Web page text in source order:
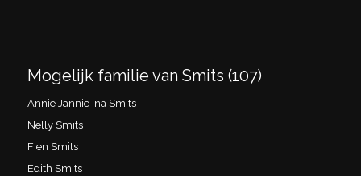
Mogelijk familie van Smits (107)
Annie Jannie Ina Smits
Nelly Smits
Fien Smits
Edith Smits